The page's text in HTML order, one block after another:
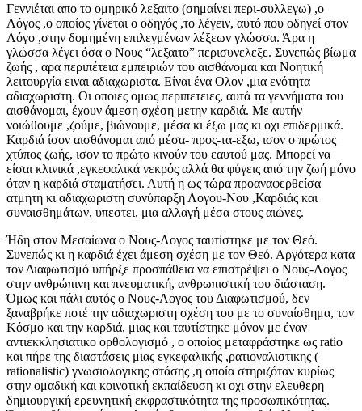
Γεννιέται απο το ομηρικό λεξαιτο (σημαίνει περι-συλλεγω) ,ο
Λόγος ,ο οποίος γίνεται ο οδηγός ,το λέγειν, αυτό που οδηγεί στον
Λόγο ,στην δομημένη επιλεγμένων λέξεων γλώσσα. Άρα η
γλώσσα λέγει όσα ο Νους “λεξαιτο” περισυνελεξε. Συνεπώς βίωμα
ζωής , αρα περιπέτεια εμπειριών του αισθάνομαι και Νοητική
λειτουργία ειναι αδιαχωριστα. Είναι ένα Ολον ,μια ενότητα
αδιαχωριστη. Οι οποιες ομως περιπετειες, αυτά τα γεννήματα του
αισθάνομαι, έχουν άμεση σχέση μετην καρδιά. Με αυτήν
νοιώθουμε ,ζούμε, βιώνουμε, μέσα κι έξω μας κι οχι επιδερμικά.
Καρδιά ίσον αισθάνομαι από μέσα- προς-τα-εξω, ισον ο πρώτος
χτύπος ζωής, ισον το πρώτο κινούν του εαυτού μας. Μπορεί να
είσαι κλινικά ,εγκεφαλικά νεκρός αλλά θα φύγεις από την ζωή μόνο
όταν η καρδιά σταματήσει. Αυτή η ως τώρα προαναφερθείσα
ατμητη κι αδιαχωριστη συνύπαρξη Λογου-Νου ,Καρδιάς και
συναισθημάτων, υπεστει, μια αλλαγή μέσα στους αιώνες.
Ήδη στον Μεσαίωνα ο Νους-Λογος ταυτίστηκε με τον Θεό.
Συνεπώς κι η καρδιά έχει άμεση σχέση με τον Θεό. Αργότερα κατα
τον Διαφωτισμό υπήρξε προσπάθεια να επιστρέψει ο Νους-Λογος
στην ανθρώπινη και πνευματική, ανθρωπιστική του διάσταση.
Όμως και πάλι αυτός ο Νους-Λογος του Διαφωτισμού, δεν
ξαναβρήκε ποτέ την αδιαχωριστη σχέση του με το συναίσθημα, τον
Κόσμο και την καρδιά, μιας και ταυτίστηκε μόνον με έναν
αντιεκκλησιατικο ορθολογισμό , ο οποίος μεταφράστηκε ως ratio
και πήρε της διαστάσεις μιας εγκεφαλικής ,ρατιοναλιστικης (
rationalistic) γνωσιολογικης στάσης ,η οποία στηριζόταν κυρίως
στην ομαδική και κοινοτική εκπαίδευση κι οχι στην ελευθερη
δημιουργική ερευνητική εκφραστικότητα της προσωπικότητας.